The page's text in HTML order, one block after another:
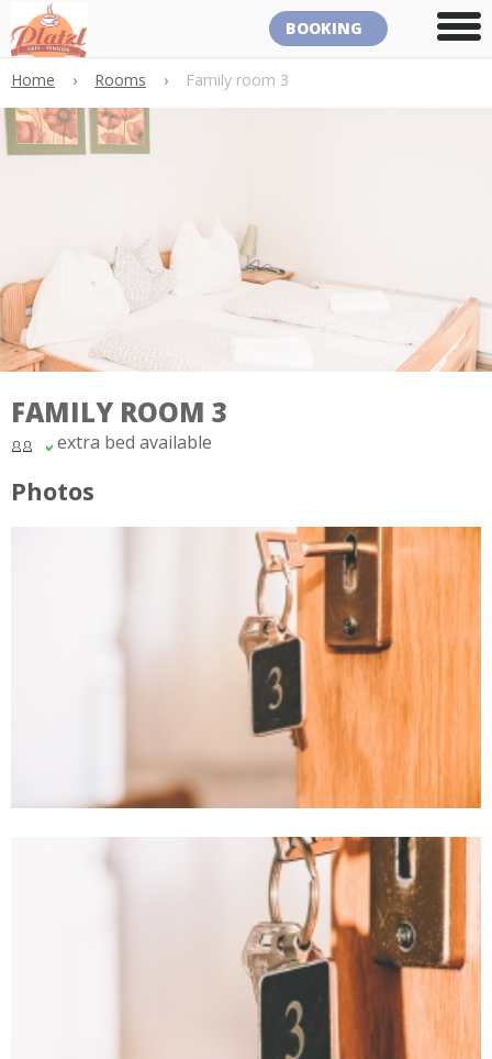
BOOKING
Home › Rooms › Family room 3
FAMILY ROOM 3
extra bed available
Photos